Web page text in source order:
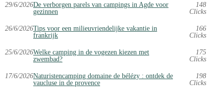
29/6/2026De verborgen parels van campings in Agde voor
gezinnen
148
Clicks
26/6/2026Tips voor een milieuvriendelijke vakantie in
frankrijk
166
Clicks
25/6/2026Welke camping in de vogezen kiezen met
zwembad?
175
Clicks
17/6/2026Naturistencamping domaine de bélézy : ontdek de
vaucluse in de provence
198
Clicks